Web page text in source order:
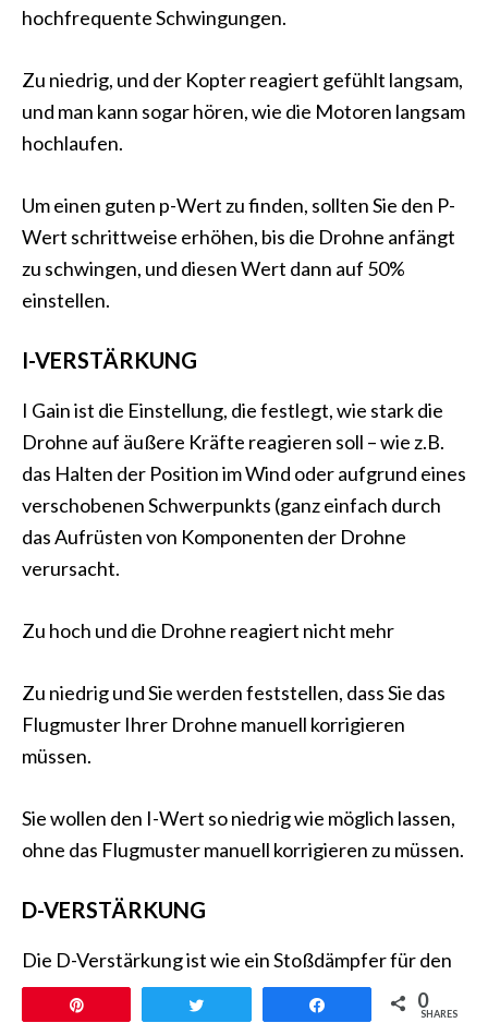
hochfrequente Schwingungen.
Zu niedrig, und der Kopter reagiert gefühlt langsam,
und man kann sogar hören, wie die Motoren langsam
hochlaufen.
Um einen guten p-Wert zu finden, sollten Sie den P-
Wert schrittweise erhöhen, bis die Drohne anfängt
zu schwingen, und diesen Wert dann auf 50%
einstellen.
I-VERSTÄRKUNG
I Gain ist die Einstellung, die festlegt, wie stark die
Drohne auf äußere Kräfte reagieren soll – wie z.B.
das Halten der Position im Wind oder aufgrund eines
verschobenen Schwerpunkts (ganz einfach durch
das Aufrüsten von Komponenten der Drohne
verursacht.
Zu hoch und die Drohne reagiert nicht mehr
Zu niedrig und Sie werden feststellen, dass Sie das
Flugmuster Ihrer Drohne manuell korrigieren
müssen.
Sie wollen den I-Wert so niedrig wie möglich lassen,
ohne das Flugmuster manuell korrigieren zu müssen.
D-VERSTÄRKUNG
Die D-Verstärkung ist wie ein Stoßdämpfer für den
P-Wert.
0
SHARES